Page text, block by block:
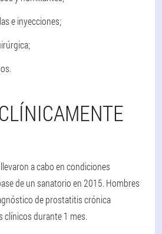
e inyecciones;
a cabo en condiciones
de un sanatorio en 2015. Hombres
de prostatitis crónica
clínicos durante 1 mes.